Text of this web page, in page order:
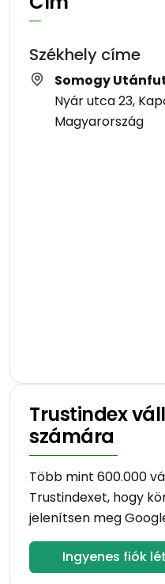
Székhely címe
Somogy
Nyár utca 23,
Magyarország
Trustindex
számára
Több mint 600.000
Trustindexet, hogy
jelenítsen meg
Ingyenes fiók